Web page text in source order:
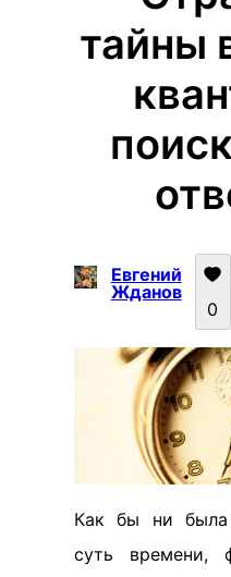
тайны
Евгений
Жданов
0
Как бы ни была
суть времени,